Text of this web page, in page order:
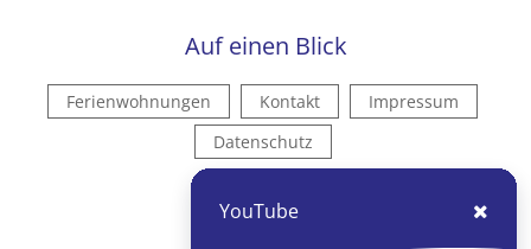
Auf einen Blick
Ferienwohnungen Kontakt
Impressum
Datenschutz
Kontakt
YouTube